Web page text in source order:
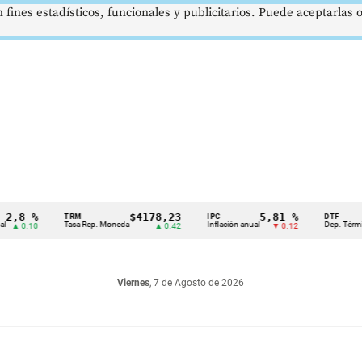
TRM
Tasa Rep. Moneda
$4178,23
▲ 0.42
IPC
Inflación anual
5,81 %
▼ 0.12
DTF
Dep. Término Fijo
Viernes, 7 de Agosto de 2026
estadísticos, funcionales y publicitarios. Puede aceptarlas